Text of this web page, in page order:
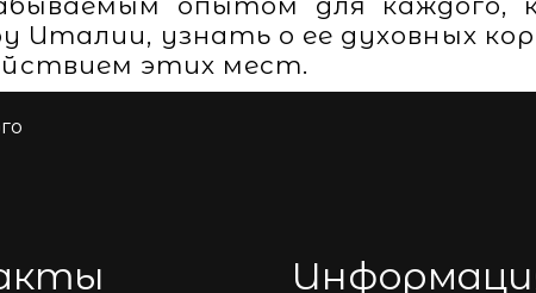
узнать о ее духовных
этих мест.